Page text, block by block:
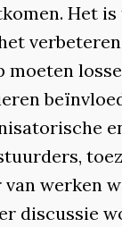
Het
moeten
werken
discussie